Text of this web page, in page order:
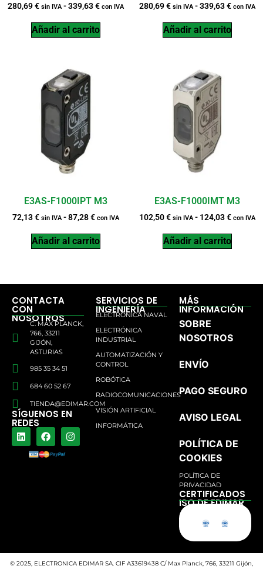
280,69€ sin IVA -339,63€ con IVA
Añadir al carrito
280,69€ sin IVA -339,63€ con IVA
Añadir al carrito
E3AS-F1000IPT M3
72,13€ sin IVA -87,28€ con IVA
Añadir al carrito
E3AS-F1000IMT M3
102,50€ sin IVA - 124,03€ con IVA
Añadir al carrito
CONTACTA
CON
NOSOTROS
C. MAX PLANCK,
766, 33211
GIJÓN,
ASTURIAS
985 35 34 51
684 60 52 67
TIENDA@EDIMAR.COM
SÍGUENOS EN
REDES
SERVICIOS DE
INGENIERÍA
ELECTRÓNICA NAVAL
ELECTRÓNICA
INDUSTRIAL
AUTOMATIZACIÓN Y
CONTROL
ROBÓTICA
RADIOCOMUNICACIONES
VISIÓN ARTIFICIAL
INFORMÁTICA
MÁS
INFORMACIÓN
SOBRE
NOSOTROS
ENVÍO
PAGO SEGURO
AVISO LEGAL
POLÍTICA DE
COOKIES
POLÍTICA DE
PRIVACIDAD
CERTIFICADOS
ISO DE EDIMAR
© 2025, ELECTRONICA EDIMAR SA. CIF A33619438 C/ Max Planck, 766, 33211 Gijón,